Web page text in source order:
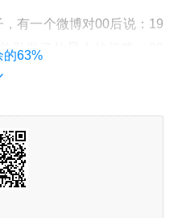
有一个微博对00后说：19
引发了外星人的侵略，80
救了世界，最后抹去了所
群式分散炮击攻击地球。1
峰，与待命的中国13军、5
袭击了地球，随后外星人
星体地球行动正式开始。
的63%